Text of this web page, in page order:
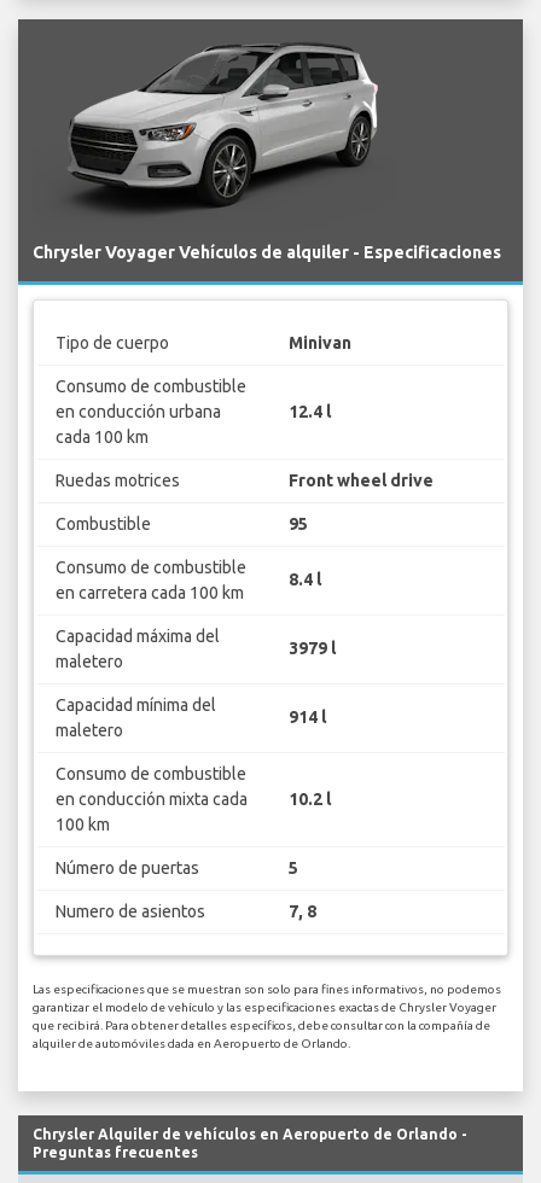
Chrysler Voyager Vehículos de alquiler - Especificaciones
Tipo de cuerpo Minivan
Consumo de combustible
en conducción urbana
cada 100 km
12.4 l
Ruedas motrices Front wheel drive
Combustible 95
Consumo de combustible
en carretera cada 100 km
8.4 l
Capacidad máxima del
maletero
3979 l
Capacidad mínima del
maletero
914 l
Consumo de combustible
en conducción mixta cada
100 km
10.2 l
Número de puertas 5
Numero de asientos 7, 8
Las especificaciones que se muestran son solo para fines informativos, no podemos
garantizar el modelo de vehículo y las especificaciones exactas de Chrysler Voyager
que recibirá. Para obtener detalles específicos, debe consultar con la compañía de
alquiler de automóviles dada en Aeropuerto de Orlando.
Chrysler Alquiler de vehículos en Aeropuerto de Orlando -
Preguntas frecuentes